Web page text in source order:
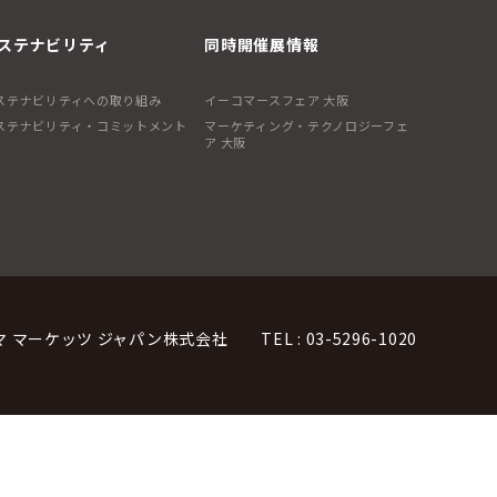
テナビリティ
テナビリティへの取り組み
テナビリティ・コミットメント
同時開催展情報
イーコマースフェア 大阪
マーケティング・テクノロジーフェ
ア 大阪
マーケッツ ジャパン株式会社 TEL : 03-5296-1020